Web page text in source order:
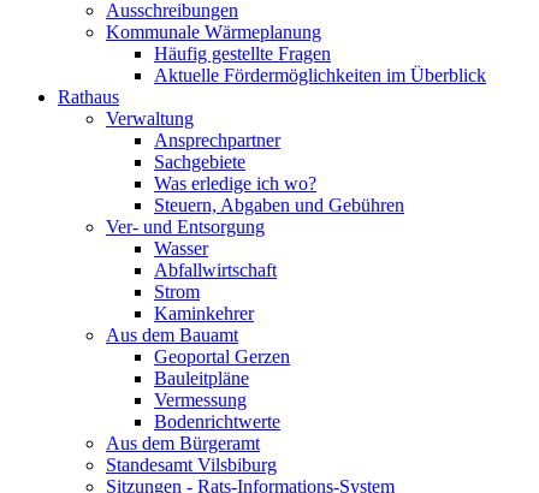
Ausschreibungen
Kommunale Wärmeplanung
Häufig gestellte Fragen
Aktuelle Fördermöglichkeiten im Überblick
Rathaus
Verwaltung
Ansprechpartner
Sachgebiete
Was erledige ich wo?
Steuern, Abgaben und Gebühren
Ver- und Entsorgung
Wasser
Abfallwirtschaft
Strom
Kaminkehrer
Aus dem Bauamt
Geoportal Gerzen
Bauleitpläne
Vermessung
Bodenrichtwerte
Aus dem Bürgeramt
Standesamt Vilsbiburg
Sitzungen - Rats-Informations-System